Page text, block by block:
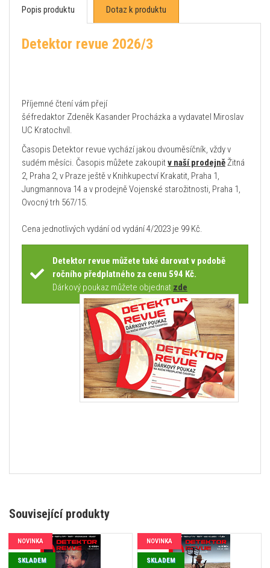
Popis produktu Dotaz k produktu
Detektor revue 2026/3
Příjemné čtení vám přejí
šéfredaktor Zdeněk Kasander Procházka a vydavatel Miroslav
UC Kratochvíl.
Časopis Detektor revue vychází jakou dvouměsíčník, vždy v
sudém měsíci. Časopis můžete zakoupitv naší prodejněŽitná
2, Praha 2, v Praze ještě v Knihkupectví Krakatit, Praha 1,
Jungmannova 14 a v prodejně Vojenské starožitnosti, Praha 1,
Ovocný trh 567/15.
Cena jednotlivých vydání od vydání 4/2023 je 99 Kč.
Detektor revue můžete také darovat v podobě
ročního předplatného za cenu 594 Kč.
Dárkový poukaz můžete objednat zde
Související produkty
NOVINKA
SKLADEM
NOVINKA
SKLADEM